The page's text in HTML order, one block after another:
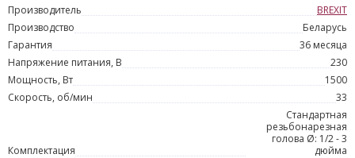
Производитель
BREXIT
Производство
Беларусь
Гарантия
36 месяца
Напряжение питания, В
230
Мощность, Вт
1500
Скорость, об/мин
33
Комплектация
Стандартная
резьбонарезная
голова Ø: 1/2 - 3
дюйма